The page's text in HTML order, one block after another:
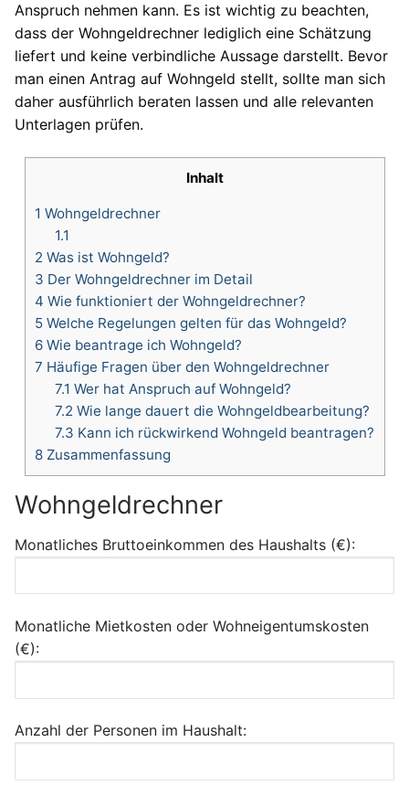
Anspruch nehmen kann. Es ist wichtig zu beachten,
dass der Wohngeldrechner lediglich eine Schätzung
liefert und keine verbindliche Aussage darstellt. Bevor
man einen Antrag auf Wohngeld stellt, sollte man sich
daher ausführlich beraten lassen und alle relevanten
Unterlagen prüfen.
Inhalt
1 Wohngeldrechner
1.1
2 Was ist Wohngeld?
3 Der Wohngeldrechner im Detail
4 Wie funktioniert der Wohngeldrechner?
5Welche Regelungen gelten für das Wohngeld?
6Wie beantrage ich Wohngeld?
7 Häufige Fragen über den Wohngeldrechner
7.1 Wer hat Anspruch auf Wohngeld?
7.2 Wie lange dauert die Wohngeldbearbeitung?
7.3 Kann ich rückwirkend Wohngeld beantragen?
8Zusammenfassung
Wohngeldrechner
Monatliches Bruttoeinkommen des Haushalts (€):
Monatliche Mietkosten oder Wohneigentumskosten
(€):
Anzahl der Personen im Haushalt: